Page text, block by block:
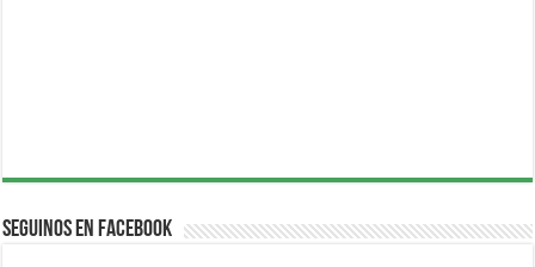
Seguinos en Facebook